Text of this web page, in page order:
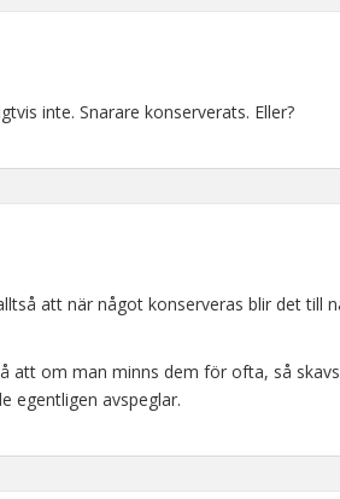
inte. Snarare konserverats. Eller?
att när något konserveras blir det till
att om man minns dem för ofta, så
egentligen avspeglar.